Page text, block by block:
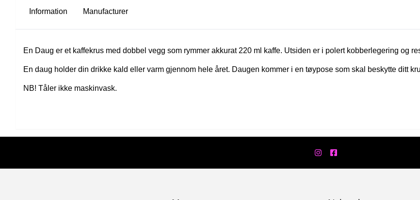
Information Manufacturer
En Daug er et kaffekrus med dobbel vegg som rymmer akkurat 220 ml kaffe. Utsiden er i polert kobberlegering og
En daug holder din drikke kald eller varm gjennom hele året. Daugen kommer i en tøypose som skal beskytte ditt
NB! Tåler ikke maskinvask.